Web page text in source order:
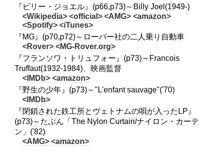
『ビリー・ジョエル』(p66,p73)～Billy Joel(1949-)
<Wikipedia> <official> <AMG> <amazon>
<Spotify> <iTunes>
『MG』(p70,p72)～ローバー社の二人乗り自動車
<Rover> <MG-Rover.org>
『フランソワ・トリュフォー』(p73)～Francois
Truffaut(1932-1984)、映画監督
<IMDb> <amazon>
『野生の少年』(p73)～"L'enfant sauvage"('70)
<IMDb>
『閉鎖された鉄工所とヴェトナムの唄が入ったLP』
(p73)～たぶん「The Nylon Curtain/ナイロン・カーテ
ン」('82)
<AMG> <amazon>